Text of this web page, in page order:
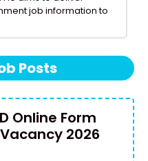
job information to
Posts
Online Form
Vacancy 2026